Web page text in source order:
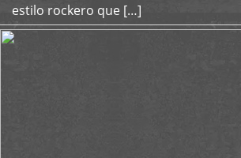
estilo rockero que […]